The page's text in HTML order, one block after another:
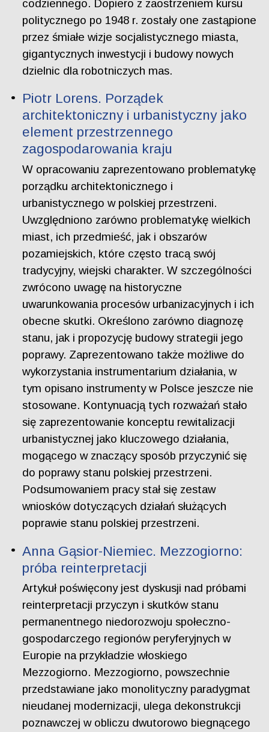
codziennego. Dopiero z zaostrzeniem kursu
politycznego po 1948 r. zostały one zastąpione
przez śmiałe wizje socjalistycznego miasta,
gigantycznych inwestycji i budowy nowych
dzielnic dla robotniczych mas.
Piotr Lorens. Porządek
architektoniczny i urbanistyczny jako
element przestrzennego
zagospodarowania kraju
W opracowaniu zaprezentowano problematykę
porządku architektonicznego i
urbanistycznego w polskiej przestrzeni.
Uwzględniono zarówno problematykę wielkich
miast, ich przedmieść, jak i obszarów
pozamiejskich, które często tracą swój
tradycyjny, wiejski charakter. W szczególności
zwrócono uwagę na historyczne
uwarunkowania procesów urbanizacyjnych i ich
obecne skutki. Określono zarówno diagnozę
stanu, jak i propozycję budowy strategii jego
poprawy. Zaprezentowano także możliwe do
wykorzystania instrumentarium działania, w
tym opisano instrumenty w Polsce jeszcze nie
stosowane. Kontynuacją tych rozważań stało
się zaprezentowanie konceptu rewitalizacji
urbanistycznej jako kluczowego działania,
mogącego w znaczący sposób przyczynić się
do poprawy stanu polskiej przestrzeni.
Podsumowaniem pracy stał się zestaw
wniosków dotyczących działań służących
poprawie stanu polskiej przestrzeni.
Anna Gąsior-Niemiec. Mezzogiorno:
próba reinterpretacji
Artykuł poświęcony jest dyskusji nad próbami
reinterpretacji przyczyn i skutków stanu
permanentnego niedorozwoju społeczno-
gospodarczego regionów peryferyjnych w
Europie na przykładzie włoskiego
Mezzogiorno. Mezzogiorno, powszechnie
przedstawiane jako monolityczny paradygmat
nieudanej modernizacji, ulega dekonstrukcji
poznawczej w obliczu dwutorowo biegnącego